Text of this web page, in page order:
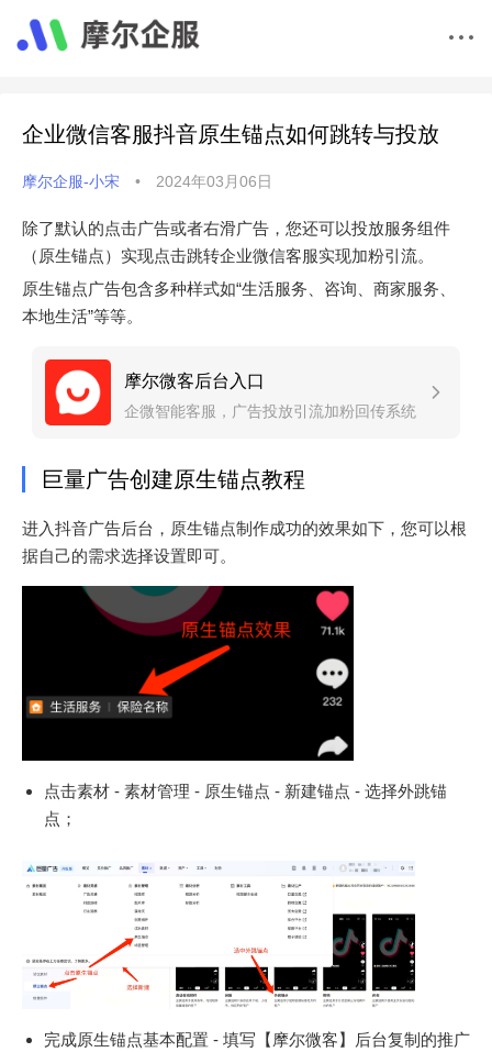
企业微信客服抖音原生锚点如何跳转与投放
摩尔企服-小宋 • 2024年03月06日
除了默认的点击广告或者右滑广告，您还可以投放服务组件
（原生锚点）实现点击跳转企业微信客服实现加粉引流。
原生锚点广告包含多种样式如“生活服务、咨询、商家服务、
本地生活”等等。
摩尔微客后台入口
企微智能客服，广告投放引流加粉回传系统
巨量广告创建原生锚点教程
进入抖音广告后台，原生锚点制作成功的效果如下，您可以根
据自己的需求选择设置即可。
点击素材 - 素材管理 - 原生锚点 - 新建锚点 - 选择外跳锚
点；
完成原生锚点基本配置 - 填写【摩尔微客】后台复制的推广